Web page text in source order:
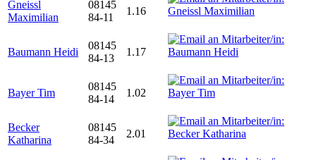
Gneissl
Maximilian
08145
84-11
1.16
Baumann Heidi
08145
84-13
1.17
Bayer Tim
08145
84-14
1.02
Becker
Katharina
08145
84-34
2.01